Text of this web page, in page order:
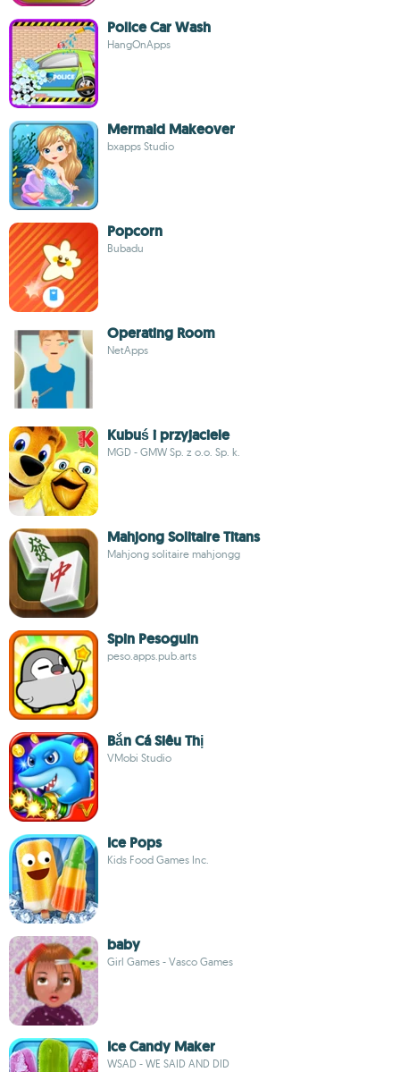
Police Car Wash
HangOnApps
Mermaid Makeover
bxapps Studio
Popcorn
Bubadu
Operating Room
NetApps
Kubuś i przyjaciele
MGD - GMW Sp. z o.o. Sp. k.
Mahjong Solitaire Titans
Mahjong solitaire mahjongg
Spin Pesoguin
peso.apps.pub.arts
Bắn Cá Siêu Thị
VMobi Studio
Ice Pops
Kids Food Games Inc.
baby
Girl Games - Vasco Games
Ice Candy Maker
WSAD - WE SAID AND DID